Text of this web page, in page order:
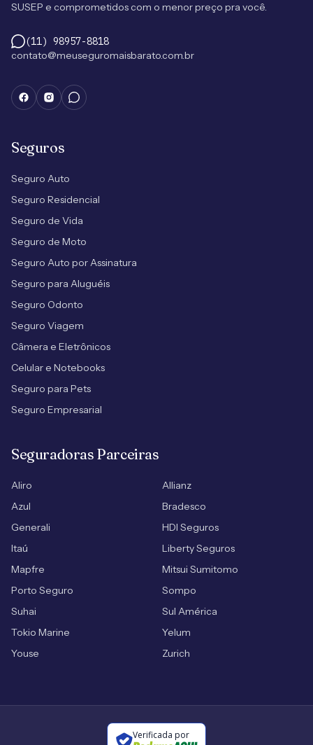
SUSEP e comprometidos com o menor preço pra você.
(11) 98957-8818
contato@meuseguromaisbarato.com.br
Seguros
Seguro Auto
Seguro Residencial
Seguro de Vida
Seguro de Moto
Seguro Auto por Assinatura
Seguro para Aluguéis
Seguro Odonto
Seguro Viagem
Câmera e Eletrônicos
Celular e Notebooks
Seguro para Pets
Seguro Empresarial
Seguradoras Parceiras
Aliro
Allianz
Azul
Bradesco
Generali
HDI Seguros
Itaú
Liberty Seguros
Mapfre
Mitsui Sumitomo
Porto Seguro
Sompo
Suhai
Sul América
Tokio Marine
Yelum
Youse
Zurich
Verificada por